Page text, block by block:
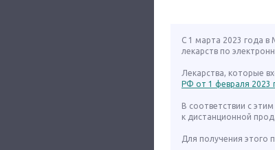
С 1 марта 2023 года в
лекарств по
Лекарства, которые
РФ от 1 февраля 2023
В соответствии с
к дистанционной
Для получения этого